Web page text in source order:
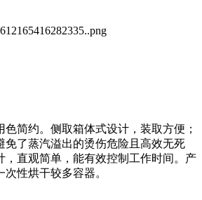
简约。侧取箱体式设计，装取方便；
免了蒸汽溢出的烫伤危险且高效无死
，直观简单，能有效控制工作时间。产
性烘干较多容器。